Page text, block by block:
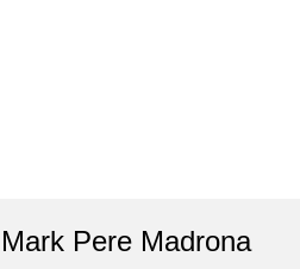
Mark Pere Madrona